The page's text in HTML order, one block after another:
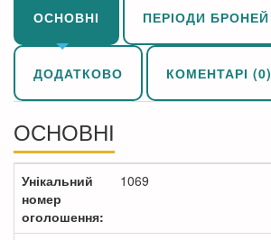
ОСНОВНІ ПЕРІОДИ БРОНЕЙ
ДОДАТКОВО КОМЕНТАРІ (0)
ОСНОВНІ
Унікальний
номер
оголошення:
1069